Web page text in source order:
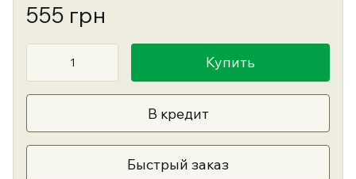
555 грн
Купить
В кредит
Быстрый заказ